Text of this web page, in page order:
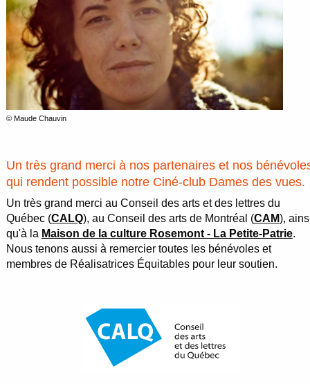
© Maude Chauvin
Un très grand merci à nos partenaires et nos
qui rendent possible notre Ciné-club Dames des vues.
Un très grand merci au Conseil des arts et des lettres du
Québec (CALQ), au Conseil des arts de Montréal (CAM),
qu'à la Maison de la culture Rosemont - La Petite-Patrie.
Nous tenons aussi à remercier toutes les bénévoles et
membres de Réalisatrices Équitables pour leur soutien.